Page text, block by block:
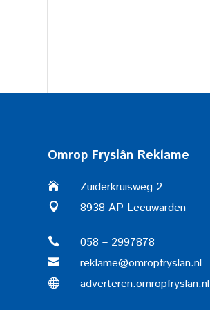
Omrop Fryslân Reklame
 Zuiderkruisweg 2
 8938 AP Leeuwarden
 058 – 2997878
 reklame@omropfryslan.nl
 adverteren.omropfryslan.nl